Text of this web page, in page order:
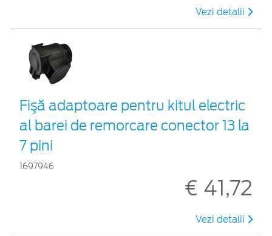
Vezi detalii
Fişă adaptoare pentru kitul electric
al barei de remorcare conector 13 la
7 pini
1697946
€ 41,72
Vezi detalii